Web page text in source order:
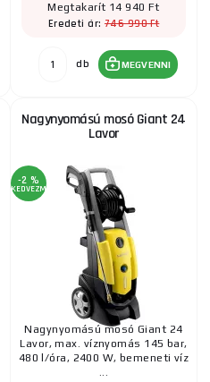
Megtakarít 14 940 Ft
Eredeti ár: 746 990 Ft
db MEGVENNI
Nagynyomású mosó Giant 24
Lavor
-2 %
KEDVEZMÉNY
Nagynyomású mosó Giant 24
Lavor, max. víznyomás 145 bar,
480 l/óra, 2400 W, bemeneti víz
...